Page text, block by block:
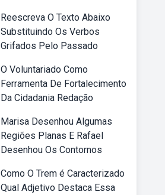
Reescreva O Texto Abaixo
Substituindo Os Verbos
Grifados Pelo Passado
O Voluntariado Como
Ferramenta De Fortalecimento
Da Cidadania Redação
Marisa Desenhou Algumas
Regiões Planas E Rafael
Desenhou Os Contornos
Como O Trem é Caracterizado
Qual Adjetivo Destaca Essa